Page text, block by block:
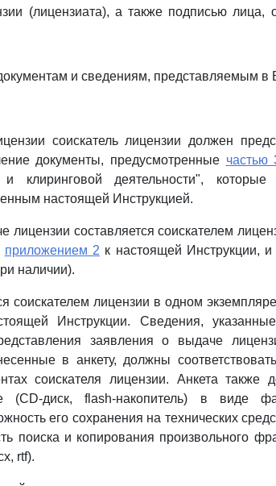
(лицензиата), а также подписью лица,
и сведениям, представляемым в
соискатель лицензии должен
документы, предусмотренные частью
клиринговой деятельности", которые
настоящей Инструкцией.
лицензии составляется соискателем
приложением 2 к настоящей Инструкции,
наличии).
соискателем лицензии в одном
Инструкции. Сведения,
заявления о выдаче
в анкету, должны
соискателя лицензии. Анкета также
(CD-диск, flash-накопитель) в виде
его сохранения на технических
поиска и копирования произвольного
rtf).